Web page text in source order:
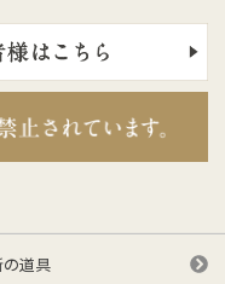
の道具